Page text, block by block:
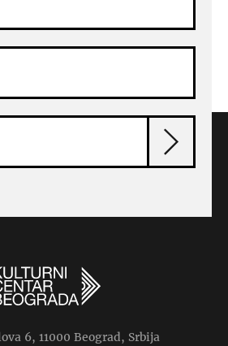
6, 11000 Beograd, Srbija